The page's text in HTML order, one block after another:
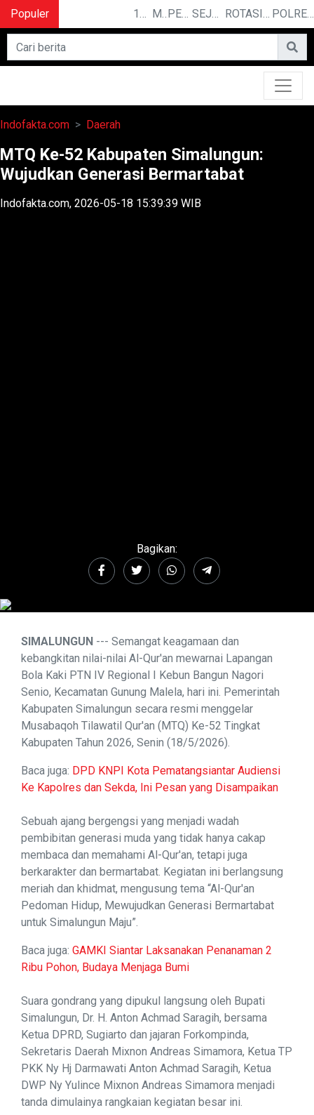
Populer 10 CERITA LUCU PENDEK YANG BIKIN NGAKAK MENGUAK RAHASIA ILMU TELEPATI PEMILIK BASO ENGGAL MALANG DIGUGAT DI PN BANDUNG SEJARAH PANJANG IPDN, KAMPUS PELOPOR PENGGERAK REVOLUSI MENTAL ROTASI DAN MUTASI : BEBERAPA PEJABAT DATANG DAN PERGI DARI JAJARAN KEJAKSAAN TINGGI JAWA BARAT POLRESTABES MEDAN HADIRI JAMUAN MAKAN MALAM WAKA POLDA SUMUT BRIGJEN POL JAWARI
Indofakta.com Daerah
MTQ Ke-52 Kabupaten Simalungun:
Wujudkan Generasi Bermartabat
Indofakta.com, 2026-05-18 15:39:39 WIB
Bagikan:
SIMALUNGUN --- Semangat keagamaan dan
kebangkitan nilai-nilai Al-Qur'an mewarnai Lapangan
Bola Kaki PTN IV Regional I Kebun Bangun Nagori
Senio, Kecamatan Gunung Malela, hari ini. Pemerintah
Kabupaten Simalungun secara resmi menggelar
Musabaqoh Tilawatil Qur'an (MTQ) Ke-52 Tingkat
Kabupaten Tahun 2026, Senin (18/5/2026).
Baca juga: DPD KNPI Kota Pematangsiantar Audiensi
Ke Kapolres dan Sekda, Ini Pesan yang Disampaikan
Sebuah ajang bergengsi yang menjadi wadah
pembibitan generasi muda yang tidak hanya cakap
membaca dan memahami Al-Qur'an, tetapi juga
berkarakter dan bermartabat. Kegiatan ini berlangsung
meriah dan khidmat, mengusung tema “Al-Qur'an
Pedoman Hidup, Mewujudkan Generasi Bermartabat
untuk Simalungun Maju”.
Baca juga: GAMKI Siantar Laksanakan Penanaman 2
Ribu Pohon, Budaya Menjaga Bumi
Suara gondrang yang dipukul langsung oleh Bupati
Simalungun, Dr. H. Anton Achmad Saragih, bersama
Ketua DPRD, Sugiarto dan jajaran Forkompinda,
Sekretaris Daerah Mixnon Andreas Simamora, Ketua TP
PKK Ny Hj Darmawati Anton Achmad Saragih, Ketua
DWP Ny Yulince Mixnon Andreas Simamora menjadi
tanda dimulainya rangkaian kegiatan besar ini.